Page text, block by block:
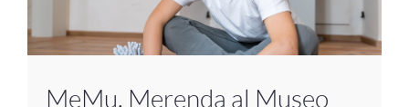
MeMu. Merenda al Museo